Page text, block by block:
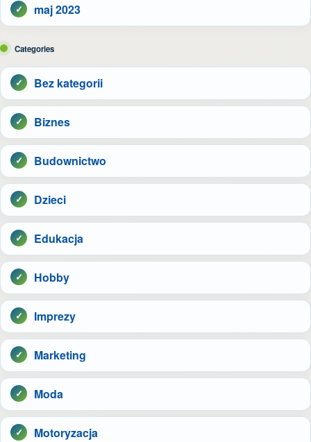
maj 2023
Categories
Bez kategorii
Biznes
Budownictwo
Dzieci
Edukacja
Hobby
Imprezy
Marketing
Moda
Motoryzacja